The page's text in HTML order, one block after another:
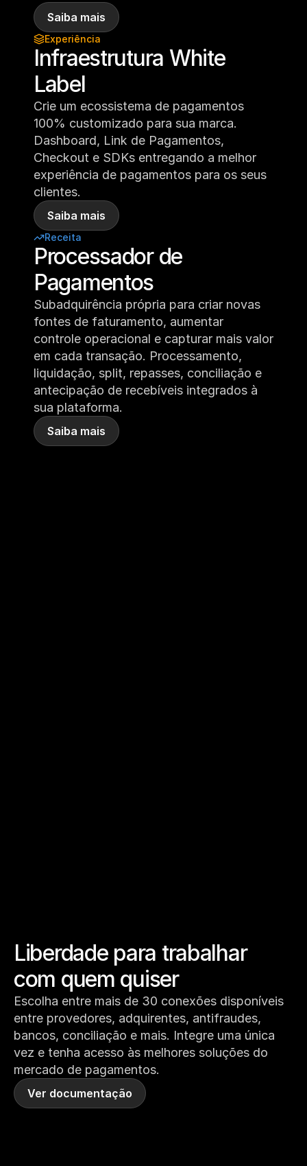
Saiba mais
Experiência
Infraestrutura White
Label
Crie um ecossistema de pagamentos
100% customizado para sua marca.
Dashboard, Link de Pagamentos,
Checkout e SDKs entregando a melhor
experiência de pagamentos para os seus
clientes.
Saiba mais
Receita
Processador de
Pagamentos
Subadquirência própria para criar novas
fontes de faturamento, aumentar
controle operacional e capturar mais valor
em cada transação. Processamento,
liquidação, split, repasses, conciliação e
antecipação de recebíveis integrados à
sua plataforma.
Saiba mais
Liberdade para trabalhar
com quem quiser
Escolha entre mais de 30 conexões disponíveis
entre provedores, adquirentes, antifraudes,
bancos, conciliação e mais. Integre uma única
vez e tenha acesso às melhores soluções do
mercado de pagamentos.
Ver documentação